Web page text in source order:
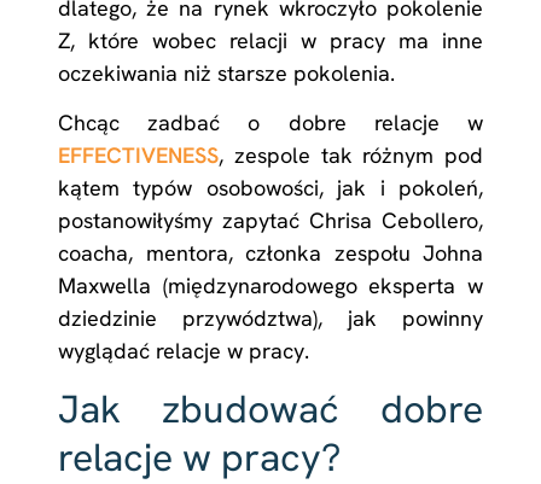
dlatego, że na rynek wkroczyło pokolenie
Z, które wobec relacji w pracy ma inne
oczekiwania niż starsze pokolenia.
Chcąc zadbać o dobre relacje w
EFFECTIVENESS, zespole tak różnym pod
kątem typów osobowości, jak i pokoleń,
postanowiłyśmy zapytać Chrisa Cebollero,
coacha, mentora, członka zespołu Johna
Maxwella (międzynarodowego eksperta w
dziedzinie przywództwa), jak powinny
wyglądać relacje w pracy.
Jak zbudować dobre
relacje w pracy?